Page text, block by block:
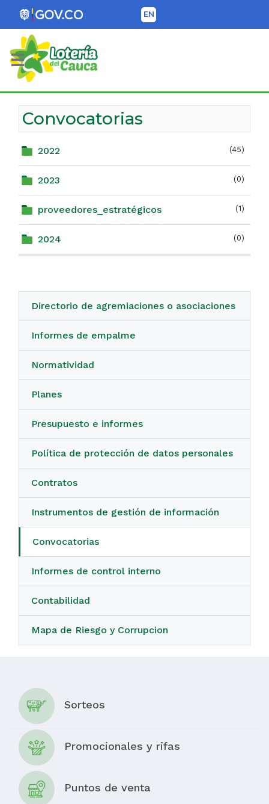
EN
Lotería del Cauca
Convocatorias
2022 (45)
2023 (0)
proveedores_estratégicos (1)
2024 (0)
Directorio de agremiaciones o asociaciones
Informes de empalme
Normatividad
Planes
Presupuesto e informes
Política de protección de datos personales
Contratos
Instrumentos de gestión de información
Convocatorias
Informes de control interno
Contabilidad
Mapa de Riesgo y Corrupcion
Sorteos
Promocionales y rifas
Puntos de venta